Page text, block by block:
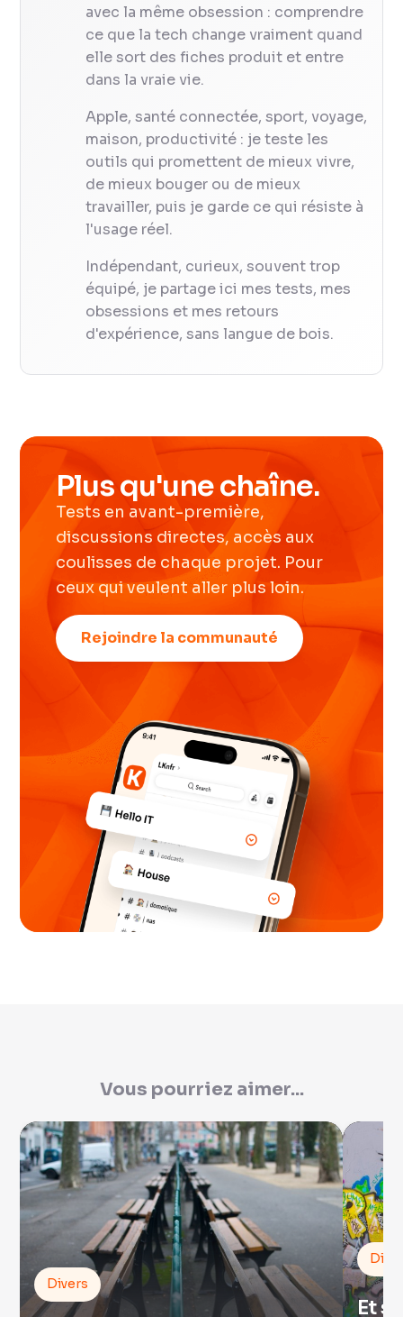
avec la même obsession : comprendre
ce que la tech change vraiment quand
elle sort des fiches produit et entre
dans la vraie vie.
Apple, santé connectée, sport, voyage,
maison, productivité : je teste les
outils qui promettent de mieux vivre,
de mieux bouger ou de mieux
travailler, puis je garde ce qui résiste à
l'usage réel.
Indépendant, curieux, souvent trop
équipé, je partage ici mes tests, mes
obsessions et mes retours
d'expérience, sans langue de bois.
Plus qu'une chaîne.
Tests en avant-première,
discussions directes, accès aux
coulisses de chaque projet. Pour
ceux qui veulent aller plus loin.
Rejoindre la communauté
Vous pourriez aimer...
Divers
Et